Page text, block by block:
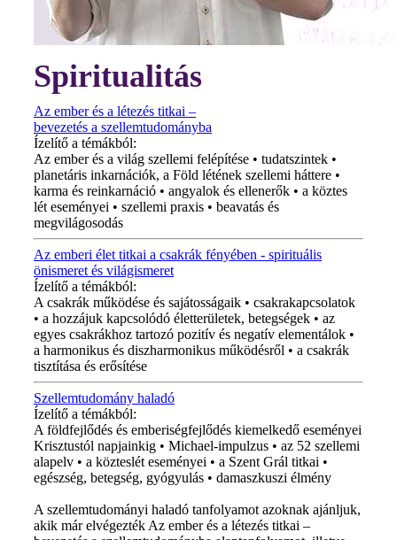
Spiritualitás
Az ember és a létezés titkai –
bevezetés a szellemtudományba
Ízelítő a témákból:
Az ember és a világ szellemi felépítése • tudatszintek •
planetáris inkarnációk, a Föld létének szellemi háttere •
karma és reinkarnáció • angyalok és ellenerők • a köztes
lét eseményei • szellemi praxis • beavatás és
megvilágosodás
Az emberi élet titkai a csakrák fényében - spirituális
önismeret és világismeret
Ízelítő a témákból:
A csakrák működése és sajátosságaik • csakrakapcsolatok
• a hozzájuk kapcsolódó életterületek, betegségek • az
egyes csakrákhoz tartozó pozitív és negatív elementálok •
a harmonikus és diszharmonikus működésről • a csakrák
tisztítása és erősítése
Szellemtudomány haladó
Ízelítő a témákból:
A földfejlődés és emberiségfejlődés kiemelkedő eseményei
Krisztustól napjainkig • Michael-impulzus • az 52 szellemi
alapelv • a közteslét eseményei • a Szent Grál titkai •
egészség, betegség, gyógyulás • damaszkuszi élmény
A szellemtudományi haladó tanfolyamot azoknak ajánljuk,
akik már elvégezték Az ember és a létezés titkai –